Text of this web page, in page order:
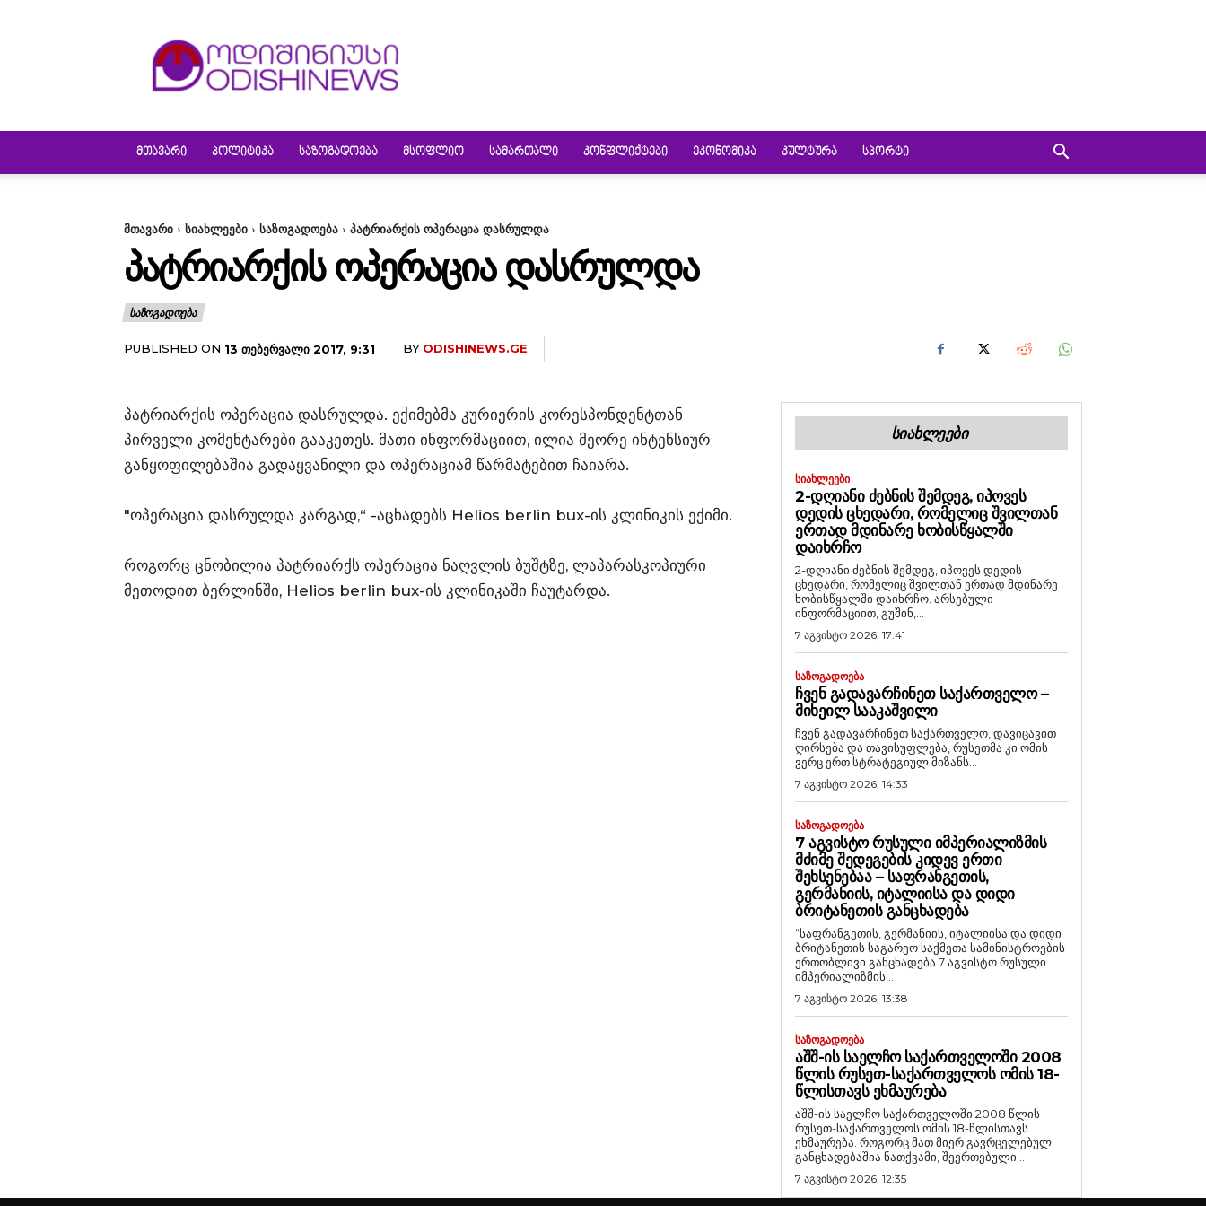
ᲛᲗᲐᲕᲐᲠᲘ ᲞᲝᲚᲘᲢᲘᲙᲐ ᲡᲐᲖᲝᲒᲐᲓᲝᲔᲑᲐ ᲛᲡᲝᲤᲚᲘᲝ ᲡᲐᲛᲐᲠᲗᲐᲚᲘ ᲙᲝᲜᲤᲚᲘᲥᲢᲔᲑᲘ ᲔᲙᲝᲜᲝᲛᲘᲙᲐ ᲙᲣᲚᲢᲣᲠᲐ ᲡᲞᲝᲠᲢᲘ
მთავარი სიახლეები საზოგადოება პატრიარქის ოპერაცია დასრულდა
ᲞᲐᲢᲠᲘᲐᲠᲥᲘᲡ ᲝᲞᲔᲠᲐᲪᲘᲐ ᲓᲐᲡᲠᲣᲚᲓᲐ
ᲡᲐᲖᲝᲒᲐᲓᲝᲔᲑᲐ
PUBLISHED ON 13 ᲗᲔᲑᲔᲠᲕᲐᲚᲘ 2017, 9:31 BY ODISHINEWS.GE
პატრიარქის ოპერაცია დასრულდა. ექიმებმა კურიერის კორესპონდენტთან
პირველი კომენტარები გააკეთეს. მათი ინფორმაციით, ილია მეორე ინტენსიურ
განყოფილებაშია გადაყვანილი და ოპერაციამ წარმატებით ჩაიარა.
"ოპერაცია დასრულდა კარგად,“ -აცხადებს Helios berlin bux-ის კლინიკის ექიმი.
როგორც ცნობილია პატრიარქს ოპერაცია ნაღვლის ბუშტზე, ლაპარასკოპიური
მეთოდით ბერლინში, Helios berlin bux-ის კლინიკაში ჩაუტარდა.
ᲡᲘᲐᲮᲚᲔᲔᲑᲘ
ᲡᲘᲐᲮᲚᲔᲔᲑᲘ
2-ᲓᲦᲘᲐᲜᲘ ᲫᲔᲑᲜᲘᲡ ᲨᲔᲛᲓᲔᲒ, ᲘᲞᲝᲕᲔᲡ
ᲓᲔᲓᲘᲡ ᲪᲮᲔᲓᲐᲠᲘ, ᲠᲝᲛᲔᲚᲘᲪ ᲨᲕᲘᲚᲗᲐᲜ
ᲔᲠᲗᲐᲓ ᲛᲓᲘᲜᲐᲠᲔ ᲮᲝᲑᲘᲡᲬᲧᲐᲚᲨᲘ
ᲓᲐᲘᲮᲠᲩᲝ
2-დღიანი ძებნის შემდეგ, იპოვეს დედის
ცხედარი, რომელიც შვილთან ერთად მდინარე
ხობისწყალში დაიხრჩო. არსებული
ინფორმაციით, გუშინ,...
7 აგვისტო 2026, 17:41
ᲡᲐᲖᲝᲒᲐᲓᲝᲔᲑᲐ
ᲩᲕᲔᲜ ᲒᲐᲓᲐᲕᲐᲠᲩᲘᲜᲔᲗ ᲡᲐᲥᲐᲠᲗᲕᲔᲚᲝ –
ᲛᲘᲮᲔᲘᲚ ᲡᲐᲐᲙᲐᲨᲕᲘᲚᲘ
ჩვენ გადავარჩინეთ საქართველო, დავიცავით
ღირსება და თავისუფლება, რუსეთმა კი ომის
ვერც ერთ სტრატეგიულ მიზანს...
7 აგვისტო 2026, 14:33
ᲡᲐᲖᲝᲒᲐᲓᲝᲔᲑᲐ
7 ᲐᲒᲕᲘᲡᲢᲝ ᲠᲣᲡᲣᲚᲘ ᲘᲛᲞᲔᲠᲘᲐᲚᲘᲖᲛᲘᲡ
ᲛᲫᲘᲛᲔ ᲨᲔᲓᲔᲒᲔᲑᲘᲡ ᲙᲘᲓᲔᲕ ᲔᲠᲗᲘ
ᲨᲔᲮᲡᲔᲜᲔᲑᲐᲐ – ᲡᲐᲤᲠᲐᲜᲒᲔᲗᲘᲡ,
ᲒᲔᲠᲛᲐᲜᲘᲘᲡ, ᲘᲢᲐᲚᲘᲘᲡᲐ ᲓᲐ ᲓᲘᲓᲘ
ᲑᲠᲘᲢᲐᲜᲔᲗᲘᲡ ᲒᲐᲜᲪᲮᲐᲓᲔᲑᲐ
“საფრანგეთის, გერმანიის, იტალიისა და დიდი
ბრიტანეთის საგარეო საქმეთა სამინისტროების
ერთობლივი განცხადება 7 აგვისტო რუსული
იმპერიალიზმის...
7 აგვისტო 2026, 13:38
ᲡᲐᲖᲝᲒᲐᲓᲝᲔᲑᲐ
ᲐᲨᲨ-ᲘᲡ ᲡᲐᲔᲚᲩᲝ ᲡᲐᲥᲐᲠᲗᲕᲔᲚᲝᲨᲘ 2008
ᲬᲚᲘᲡ ᲠᲣᲡᲔᲗ-ᲡᲐᲥᲐᲠᲗᲕᲔᲚᲝᲡ ᲝᲛᲘᲡ 18-
ᲬᲚᲘᲡᲗᲐᲕᲡ ᲔᲮᲛᲐᲣᲠᲔᲑᲐ
აშშ-ის საელჩო საქართველოში 2008 წლის
რუსეთ-საქართველოს ომის 18-წლისთავს
ეხმაურება. როგორც მათ მიერ გავრცელებულ
განცხადებაშია ნათქვამი, შეერთებული...
7 აგვისტო 2026, 12:35